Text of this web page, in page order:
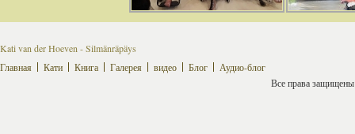
Kati van der Hoeven - Silmänräpäys
Главная
Кати Книга Галерея видео Блог
Аудио-блог
Все права